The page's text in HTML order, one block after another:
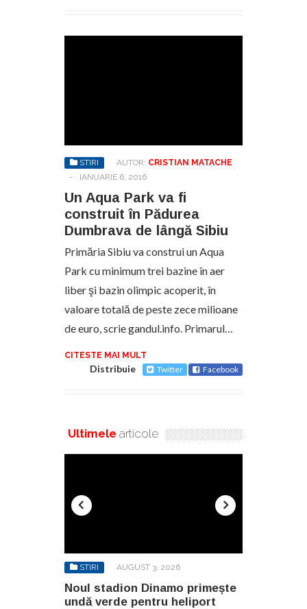
STIRI AUTOR: CRISTIAN MATACHE
-
IANUARIE 6, 2016
Un Aqua Park va fi
construit în Pădurea
Dumbrava de lângă Sibiu
Primăria Sibiu va construi un Aqua
Park cu minimum trei bazine în aer
liber şi bazin olimpic acoperit, în
valoare totală de peste zece milioane
de euro, scrie gandul.info. Primarul…
CITESTE MAI MULT
Distribuie Twitter Facebook
Ultimele articole
STIRI AUGUST 3, 2026
Noul stadion Dinamo primește
undă verde pentru heliport